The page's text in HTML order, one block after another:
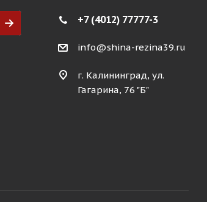
+7 (4012) 77777-3
info@shina-rezina39.ru
г. Калининград, ул.
Гагарина, 76 "Б"